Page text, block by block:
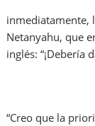
inmediatamente,
Netanyahu, que
inglés: “¡Debería
“Creo que la